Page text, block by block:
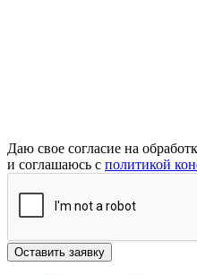
Даю свое согласие на
и соглашаюсь с политикой